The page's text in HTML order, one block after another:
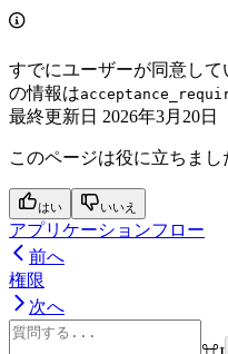
すでにユーザーが同意して
の情報は
最終更新日 2026年3月20日
このページは役に立ちまし
はい いいえ
アプリケーションフロー
前へ
権限
次へ